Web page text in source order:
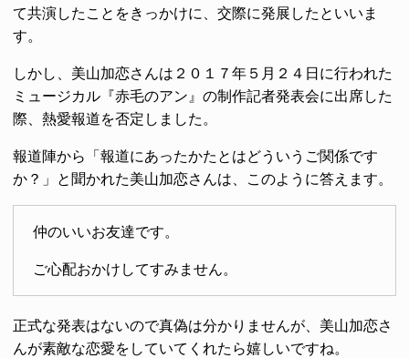
て共演したことをきっかけに、交際に発展したといいま
す。
しかし、美山加恋さんは２０１７年５月２４日に行われた
ミュージカル『赤毛のアン』の制作記者発表会に出席した
際、熱愛報道を否定しました。
報道陣から「報道にあったかたとはどういうご関係です
か？」と聞かれた美山加恋さんは、このように答えます。
仲のいいお友達です。
ご心配おかけしてすみません。
正式な発表はないので真偽は分かりませんが、美山加恋さ
んが素敵な恋愛をしていてくれたら嬉しいですね。